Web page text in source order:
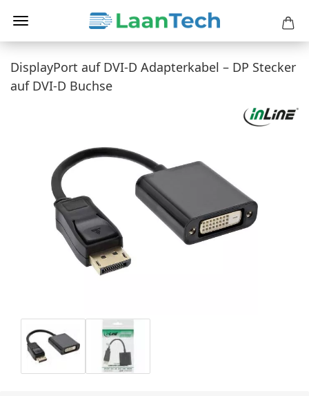
DisplayPort auf DVI-D Adapterkabel – DP Stecker
auf DVI-D Buchse